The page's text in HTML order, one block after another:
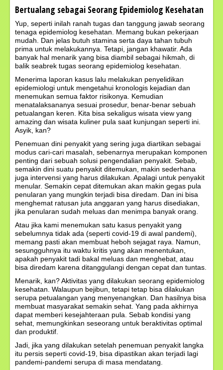
Bertualang sebagai Seorang Epidemiolog Kesehatan
Yup, seperti inilah ranah tugas dan tanggung jawab seorang
tenaga epidemiolog kesehatan. Memang bukan pekerjaan
mudah. Dan jelas butuh stamina serta daya tahan tubuh
prima untuk melakukannya. Tetapi, jangan khawatir. Ada
banyak hal menarik yang bisa diambil sebagai hikmah, di
balik seabrek tugas seorang epidemiolog kesehatan.
Menerima laporan kasus lalu melakukan penyelidikan
epidemiologi untuk mengetahui kronologis kejadian dan
menemukan semua faktor risikonya. Kemudian
menatalaksananya sesuai prosedur, benar-benar sebuah
petualangan keren. Kita bisa sekaligus wisata view yang
amazing dan wisata kuliner pula saat kunjungan seperti ini.
Asyik, kan?
Penemuan dini penyakit yang sering juga diartikan sebagai
modus cari-cari masalah, sebenarnya merupakan komponen
penting dari sebuah solusi pengendalian penyakit. Sebab,
semakin dini suatu penyakit ditemukan, makin sederhana
juga intervensi yang harus dilakukan. Apalagi untuk penyakit
menular. Semakin cepat ditemukan akan makin gegas pula
penularan yang mungkin terjadi bisa diredam. Dan ini bisa
menghemat ratusan juta anggaran yang harus disediakan,
jika penularan sudah meluas dan menimpa banyak orang.
Atau jika kami menemukan satu kasus penyakit yang
sebelumnya tidak ada (seperti covid-19 di awal pandemi),
memang pasti akan membuat heboh sejagat raya. Namun,
sesungguhnya itu waktu kritis yang akan menentukan,
apakah penyakit tadi bakal meluas dan menghebat, atau
bisa diredam karena ditanggulangi dengan cepat dan tuntas.
Menarik, kan? Aktivitas yang dilakukan seorang epidemiolog
kesehatan. Walaupun bejibun, tetapi tetap bisa dilakukan
serupa petualangan yang menyenangkan. Dan hasilnya bisa
membuat masyarakat semakin sehat. Yang pada akhirnya
dapat memberi kesejahteraan pula. Sebab kondisi yang
sehat, memungkinkan seseorang untuk beraktivitas optimal
dan produktif.
Jadi, jika yang dilakukan setelah penemuan penyakit langka
itu persis seperti covid-19, bisa dipastikan akan terjadi lagi
pandemi-pandemi serupa di masa mendatang.